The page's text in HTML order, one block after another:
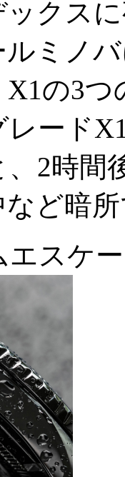
スに
ミノ
X1の3
ード
、2時間
など暗
エスケ